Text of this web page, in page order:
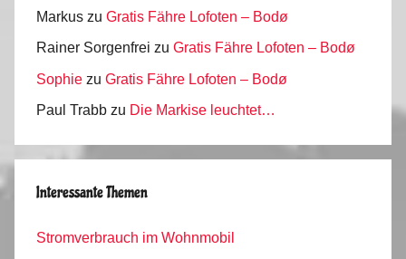
Markus zu Gratis Fähre Lofoten – Bodø
Rainer Sorgenfrei zu Gratis Fähre Lofoten – Bodø
Sophie zu Gratis Fähre Lofoten – Bodø
Paul Trabb zu Die Markise leuchtet…
Interessante Themen
Stromverbrauch im Wohnmobil